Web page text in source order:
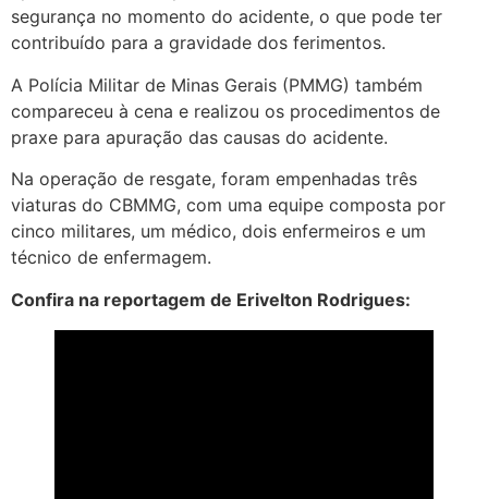
segurança no momento do acidente, o que pode ter
contribuído para a gravidade dos ferimentos.
A Polícia Militar de Minas Gerais (PMMG) também
compareceu à cena e realizou os procedimentos de
praxe para apuração das causas do acidente.
Na operação de resgate, foram empenhadas três
viaturas do CBMMG, com uma equipe composta por
cinco militares, um médico, dois enfermeiros e um
técnico de enfermagem.
Confira na reportagem de Erivelton Rodrigues: